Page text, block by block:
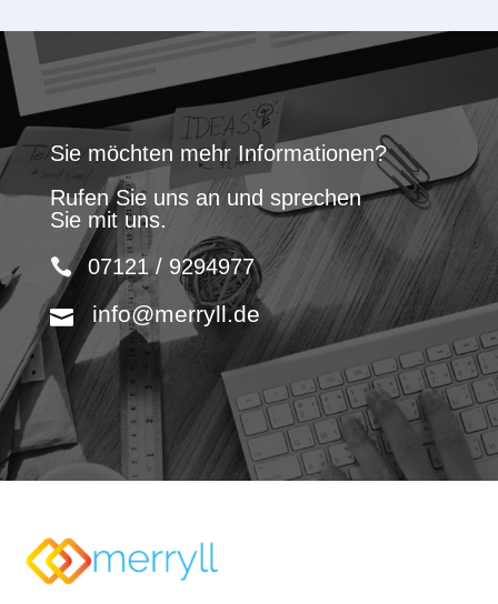
Sie möchten mehr Informationen?
Rufen Sie uns an und sprechen
Sie mit uns.
07121 / 9294977
info@merryll.de